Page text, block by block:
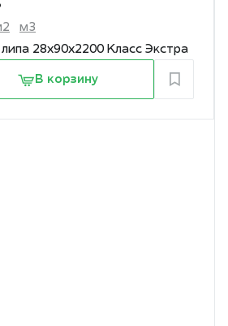
м3
28х90х2200 Класс Экстра
В корзину